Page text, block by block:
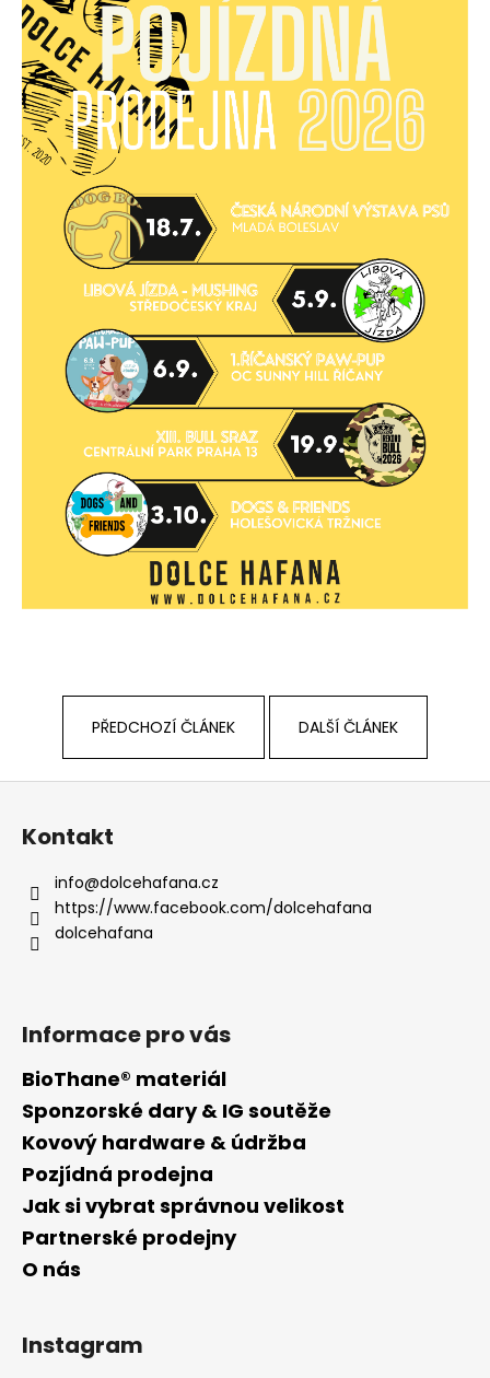
PŘEDCHOZÍ ČLÁNEK DALŠÍ ČLÁNEK
HLEDAT
D
o
p
Z
Kontakt
info@dolcehafana.cz
https://www.facebook.com/dolcehafana
dolcehafana
Informace pro vás
BioThane® materiál
Sponzorské dary & IG soutěže
Kovový hardware & údržba
Pozjídná prodejna
Jak si vybrat správnou velikost
Partnerské prodejny
O nás
Instagram